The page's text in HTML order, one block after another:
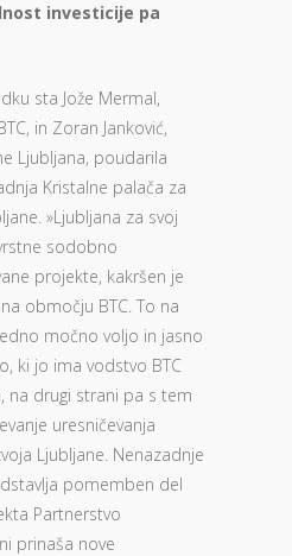
investicije pa
sta Jože Mermal,
in Zoran Janković,
Ljubljana, poudarila
Kristalne palača za
»Ljubljana za svoj
sodobno
projekte, kakršen je
območju BTC. To na
močno voljo in jasno
ki jo ima vodstvo BTC
na drugi strani pa s tem
uresničevanja
Ljubljane. Nenazadnje
pomemben del
Partnerstvo
prinaša nove